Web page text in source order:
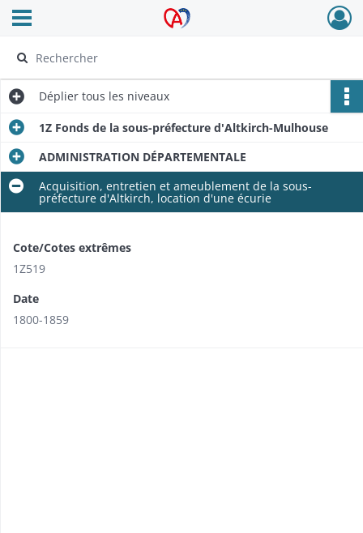
Archives Alsace - Colmar
Ouvrir le menu déroulant
Déplier tous les niveaux
1Z Fonds de la sous-préfecture d'Altkirch-Mulhouse
ADMINISTRATION DÉPARTEMENTALE
Acquisition, entretien et ameublement de la sous-
préfecture d'Altkirch, location d'une écurie
Cote/Cotes extrêmes
1Z519
Date
1800-1859